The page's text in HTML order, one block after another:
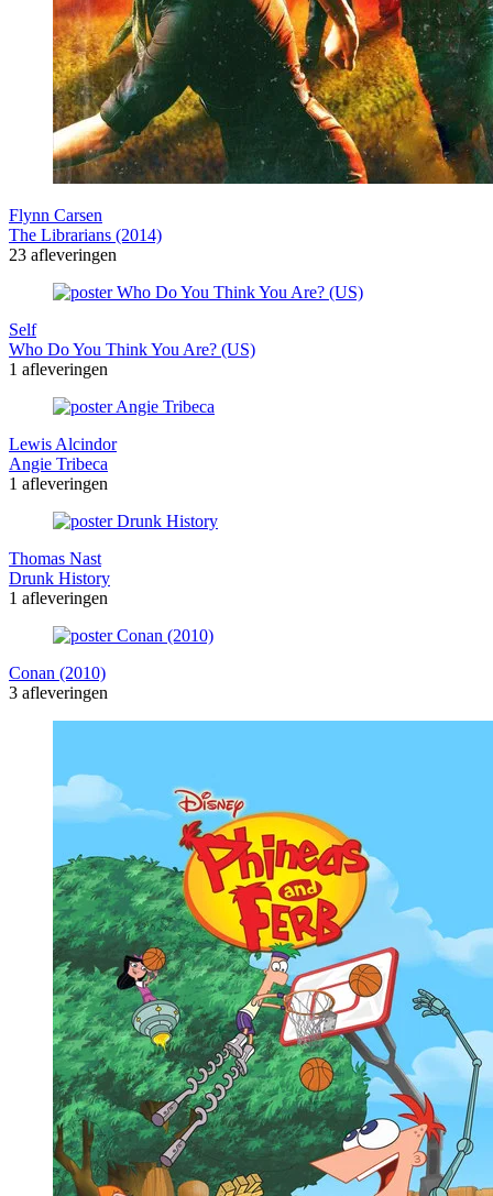
Flynn Carsen
The Librarians (2014)
23 afleveringen
Self
Who Do You Think You Are? (US)
1 afleveringen
Lewis Alcindor
Angie Tribeca
1 afleveringen
Thomas Nast
Drunk History
1 afleveringen
Conan (2010)
3 afleveringen